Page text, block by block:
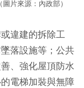
片來源：內政部）
違建的拆除工
落設施等；公共
、強化屋頂防水
電梯加裝與無障